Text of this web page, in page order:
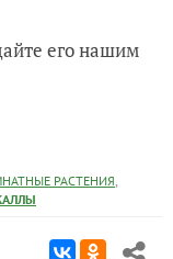
его нашим
РАСТЕНИЯ,